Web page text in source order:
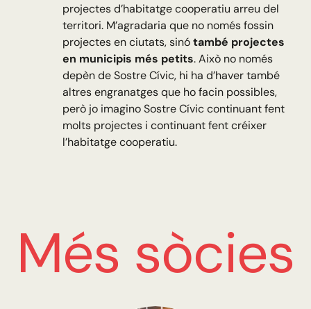
projectes d’habitatge cooperatiu arreu del
territori. M’agradaria que no només fossin
projectes en ciutats, sinótambé projectes
en municipis més petits. Això no només
depèn de Sostre Cívic, hi ha d’haver també
altres engranatges que ho facin possibles,
però jo imagino Sostre Cívic continuant fent
molts projectes i continuant fent créixer
l’habitatge cooperatiu.
Més sòcies